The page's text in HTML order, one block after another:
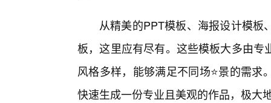
从精美的PPT模板、海报设计模板
板，这里应有尽有。这些模板大多由
风格多样，能够满足不同场⭐景的需
快速生成一份专业且美观的作品，极大